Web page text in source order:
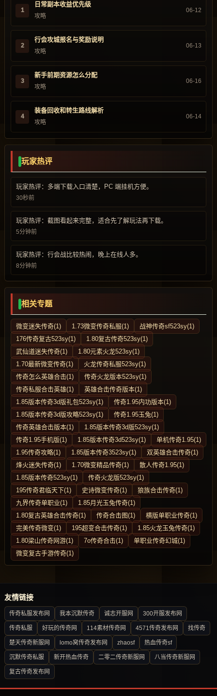
1
日常副本收益优先级
攻略
06-12
2
行会攻城报名与奖励说明
攻略
06-13
3
新手前期资源怎么分配
攻略
06-16
4
装备回收和转生路线解析
攻略
06-14
玩家热评
玩家热评：多端下载入口清楚，PC 端挂机方便。
30秒前
玩家热评：截图看起来完整，适合先了解玩法再下载。
5分钟前
玩家热评：行会战比较热闹，晚上在线人多。
8分钟前
相关专题
微变迷失传奇(1) 1.73微变传奇私服(1)
战神传奇sf523sy(1)
176传奇复古523sy(1)
1.80复古传奇523sy(1)
武仙道迷失传奇(1)
1.80元素火龙523sy(1)
1.70最新微变传奇(1)
火龙传奇私服523sy(1)
传奇怎么英雄合击(1)
传奇火龙版本523sy(1)
传奇私服合击英雄(1)
英雄合击传奇版本(1)
1.85版本传奇3d版礼包523sy(1)
传奇1.95内功版本(1)
1.85版本传奇3d版攻略523sy(1)
传奇1.95玉兔(1)
传奇英雄合击版本(1)
1.85版本传奇3d版523sy(1)
传奇1.95手机版(1)
1.85版本传奇3d523sy(1)
单机传奇1.95(1)
1.95传奇攻略(1)
1.85版本传奇3523sy(1)
双英雄合击传奇(1)
烽火迷失传奇(1)
1.70微变精品传奇(1)
散人传奇1.95(1)
1.85版本传奇523sy(1)
传奇火龙版523sy(1)
195传奇君临天下(1)
史诗微变传奇(1)
狼族合击传奇(1)
九界传奇单职业(1)
1.85月光玉兔传奇(1)
1.80复古英雄合击传奇(1)
传奇合击图(1)
横版单职业传奇(1)
完美传奇微变(1)
195超变合击传奇(1)
1.85火龙玉兔传奇(1)
1.80梁山传奇网游(1)
7o传奇合击(1)
单职业传奇幻城(1)
微变复古手游传奇(1)
友情链接
传奇私服发布网 我本沉默传奇 诚志开服网 300开服发布网
传奇私服 好玩的传奇网 114素材传奇网 4571传奇发布网 找传奇
楚天传奇新服网 lomo窝传奇发布网 zhaosf 热血传奇sf
沉默传奇私服 新开热血传奇 二零二传奇新服网 八当传奇新服网
复古传奇发布网